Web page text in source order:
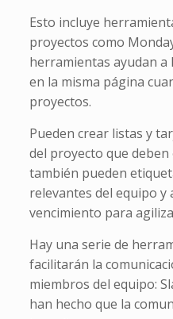
Esto incluye
proyectos como
herramientas ayudan
en la misma página
proyectos.
Pueden crear listas y
del proyecto que
también pueden
relevantes del equipo y
vencimiento para
Hay una serie de
facilitarán la
miembros del equipo:
han hecho que la